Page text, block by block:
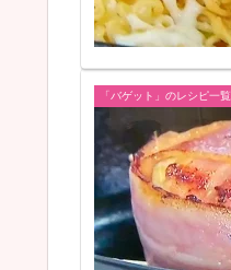
「バゲット」のレシピ一覧